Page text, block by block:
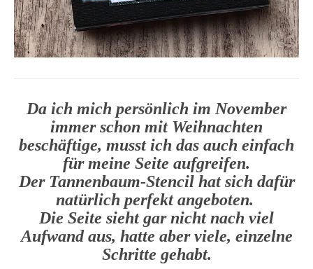
Da ich mich persönlich im November
immer schon mit Weihnachten
beschäftige, musst ich das auch einfach
für meine Seite aufgreifen.
Der Tannenbaum-Stencil hat sich dafür
natürlich perfekt angeboten.
Die Seite sieht gar nicht nach viel
Aufwand aus, hatte aber viele, einzelne
Schritte gehabt.